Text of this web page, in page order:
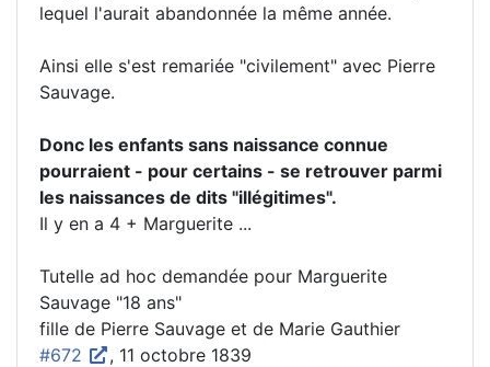
lequel l'aurait abandonnée la même année.
Ainsi elle s'est remariée "civilement" avec Pierre
Sauvage.
Donc les enfants sans naissance connue
pourraient - pour certains - se retrouver parmi
les naissances de dits "illégitimes".
Il y en a 4 + Marguerite ...
Tutelle ad hoc demandée pour Marguerite
Sauvage "18 ans"
fille de Pierre Sauvage et de Marie Gauthier
#672
, 11 octobre 1839